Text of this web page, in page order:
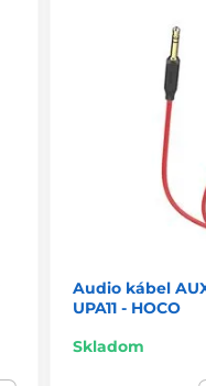
Audio kábel
UPA11 - HOCO
Skladom